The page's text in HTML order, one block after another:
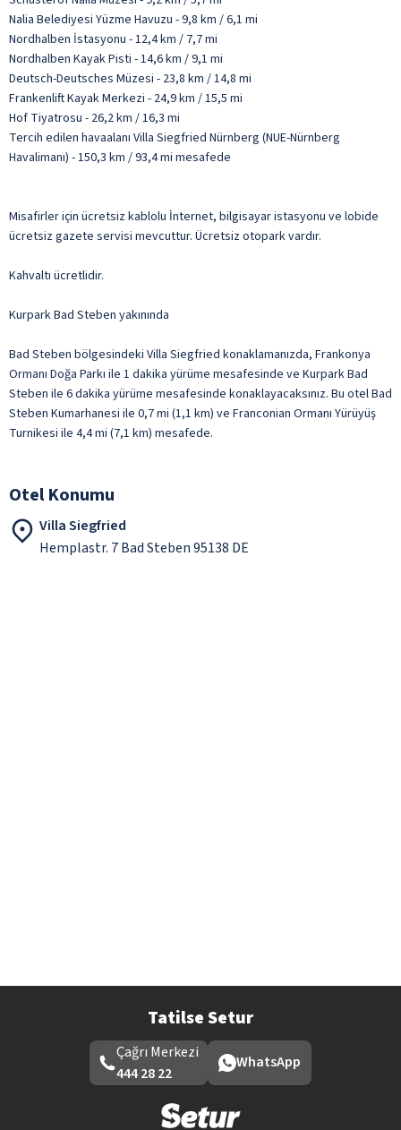
Nalia Belediyesi Yüzme Havuzu - 9,8 km / 6,1 mi
Nordhalben İstasyonu - 12,4 km / 7,7 mi
Nordhalben Kayak Pisti - 14,6 km / 9,1 mi
Deutsch-Deutsches Müzesi - 23,8 km / 14,8 mi
Frankenlift Kayak Merkezi - 24,9 km / 15,5 mi
Hof Tiyatrosu - 26,2 km / 16,3 mi
Tercih edilen havaalanı Villa Siegfried Nürnberg (NUE-Nürnberg
Havalimanı) - 150,3 km / 93,4 mi mesafede
Misafirler için ücretsiz kablolu İnternet, bilgisayar istasyonu ve lobide
ücretsiz gazete servisi mevcuttur. Ücretsiz otopark vardır.
Kahvaltı ücretlidir.
Kurpark Bad Steben yakınında
Bad Steben bölgesindeki Villa Siegfried konaklamanızda, Frankonya
Ormanı Doğa Parkı ile 1 dakika yürüme mesafesinde ve Kurpark Bad
Steben ile 6 dakika yürüme mesafesinde konaklayacaksınız. Bu otel Bad
Steben Kumarhanesi ile 0,7 mi (1,1 km) ve Franconian Ormanı Yürüyüş
Turnikesi ile 4,4 mi (7,1 km) mesafede.
Otel Konumu
Villa Siegfried
Hemplastr. 7 Bad Steben 95138 DE
Tatilse Setur
Çağrı Merkezi
444 28 22
WhatsApp